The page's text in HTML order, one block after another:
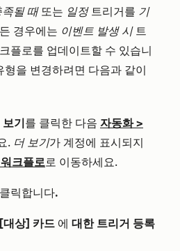
될 때또는 일정 트리거를 기
경우에는 이벤트 발생 시 트
플로를 업데이트할 수 있습니
형을 변경하려면 다음과 같이
보기를 클릭한 다음 자동화>
. 더 보기가 계정에 표시되지
워크플로로 이동하세요.
클릭합니다.
[대상] 카드 에 대한 트리거 등록